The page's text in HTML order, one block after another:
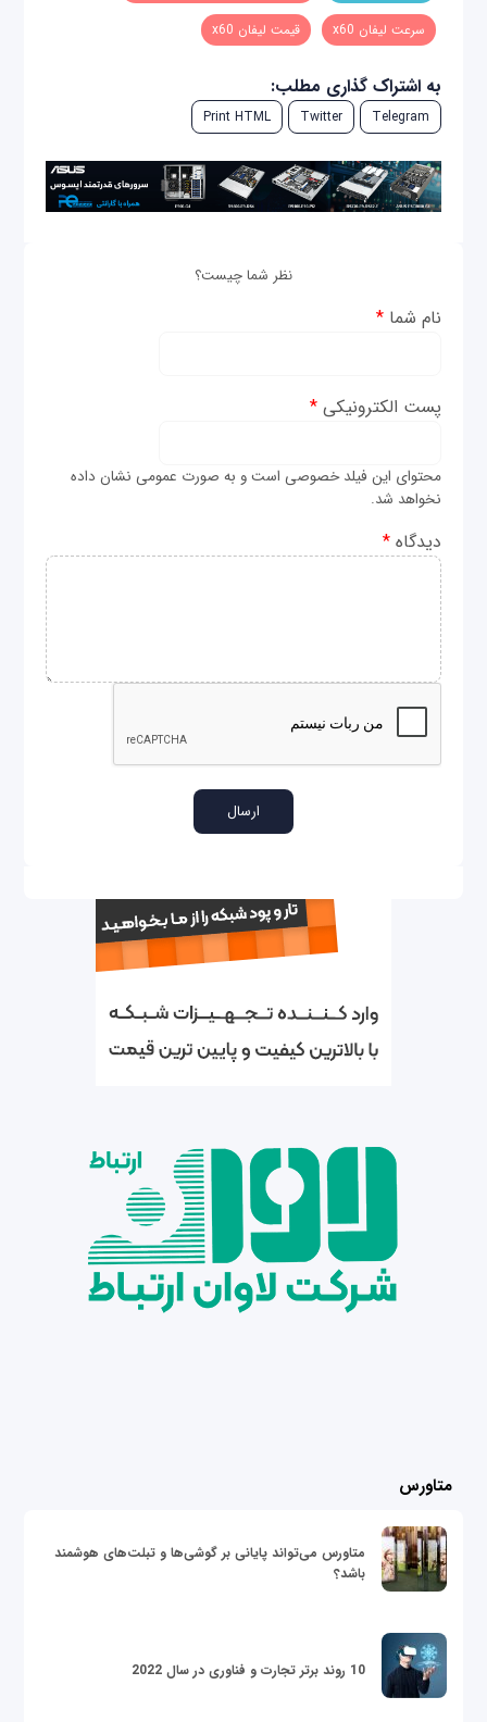
سرعت لیفان x60 قیمت لیفان x60
به اشتراک گذاری مطلب:
Telegram
Twitter
Print HTML
نظر شما چیست؟
نام شما*
پست الکترونیکی*
محتوای این فیلد خصوصی است و به صورت عمومی نشان داده
نخواهد شد.
دیدگاه*
متاورس
متاورس می‌تواند پایانی بر گوشی‌ها و تبلت‌های هوشمند
باشد؟
10 روند برتر تجارت و فناوری در سال 2022